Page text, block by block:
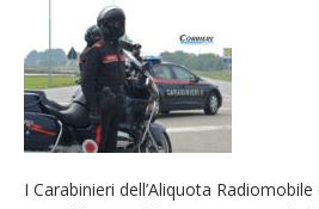
Estate di sagre
collezione della
Pro vs Saluzzo,
Piscina ex Enal non
dell’Asl. Il Comune:
I Carabinieri dell’Aliquota